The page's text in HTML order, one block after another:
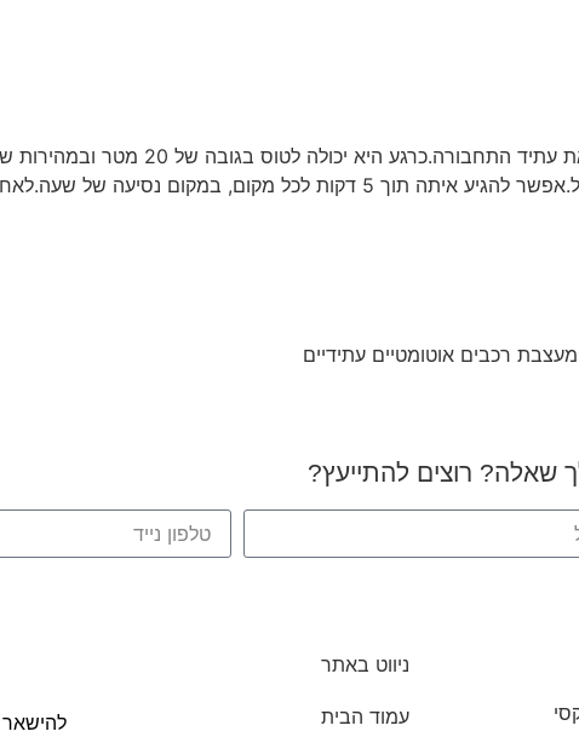
ק"ג.המכונית המעופפת קלה להפעלה ועם הרבה פוטנציאל.אפשר להגיע איתה תוך 5
רכבים אוטומטיים עתידיים
שאלה? רוצים להתייעץ?
ניווט באתר
עמוד הבית
להישאר